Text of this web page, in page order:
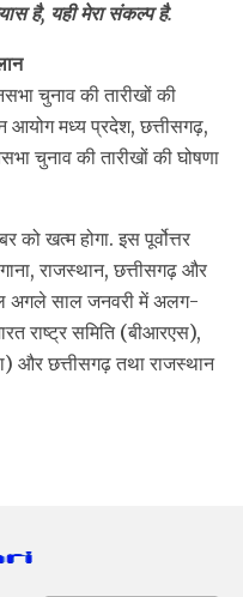
है, यही मेरा संकल्प है.
चुनाव की तारीखों की
आयोग मध्य प्रदेश, छत्तीसगढ़,
चुनाव की तारीखों की घोषणा
को खत्म होगा. इस पूर्वोत्तर
राजस्थान, छत्तीसगढ़ और
अगले साल जनवरी में अलग-
राष्ट्र समिति (बीआरएस),
और छत्तीसगढ़ तथा राजस्थान